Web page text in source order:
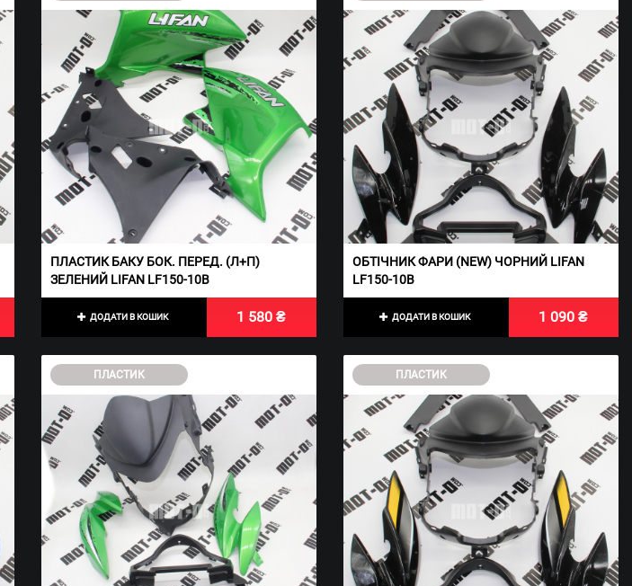
ПЛАСТИК БАКУ БОК. ПЕРЕД. (Л+П)
ЗЕЛЕНИЙ LIFAN LF150-10B
ДОДАТИ В КОШИК 1 580 ₴
ОБТІЧНИК ФАРИ (NEW) ЧОРНИЙ LIFAN
LF150-10В
ДОДАТИ В КОШИК 1 090 ₴
ПЛАСТИК ПЛАСТИК